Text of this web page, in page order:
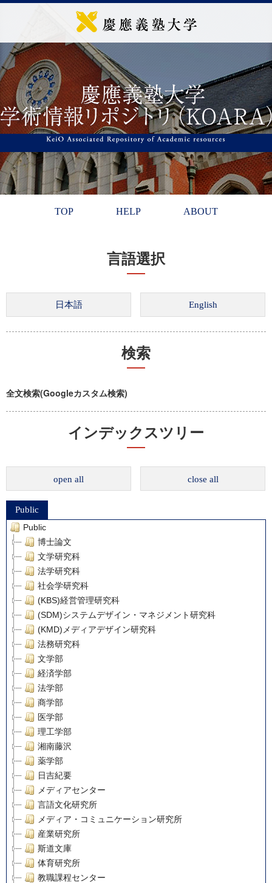
TOP HELP ABOUT
言語選択
検索
全文検索(Googleカスタム検索)
インデックスツリー
open all close all
Public
Public
博士論文
文学研究科
法学研究科
社会学研究科
(KBS)経営管理研究科
(SDM)システムデザイン・マネジメント研究科
(KMD)メディアデザイン研究科
法務研究科
文学部
経済学部
法学部
商学部
医学部
理工学部
湘南藤沢
薬学部
日吉紀要
メディアセンター
言語文化研究所
メディア・コミュニケーション研究所
産業研究所
斯道文庫
体育研究所
教職課程センター